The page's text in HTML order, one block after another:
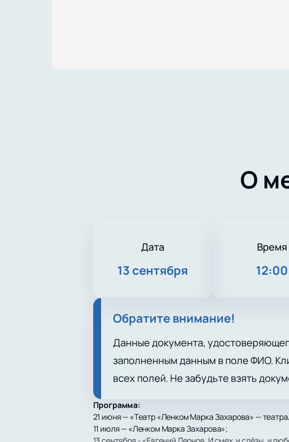
О
Дата
13 сентября
Время
12:00
Обратите внимание!
Данные документа,
заполненным данным в поле ФИО.
всех полей. Не забудьте взять
Программа:
21 июня — «Театр «Ленком Марка Захарова» —
11 июля — «Ленком Марка Захарова»;